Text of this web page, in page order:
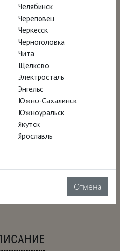
Челябинск
Череповец
Черкесск
Черноголовка
Чита
Щёлково
Электросталь
Энгельс
Южно-Сахалинск
Южноуральск
Якутск
Ярославль
Отмена